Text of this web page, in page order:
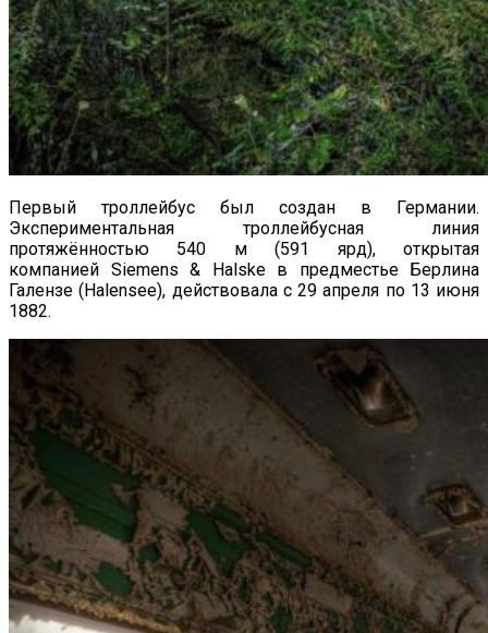
Первый троллейбус был создан в Германии.
Экспериментальная троллейбусная линия
протяжённостью 540 м (591 ярд), открытая
компанией Siemens & Halske в предместье Берлина
Галензе (Halensee), действовала с 29 апреля по 13 июня
1882.